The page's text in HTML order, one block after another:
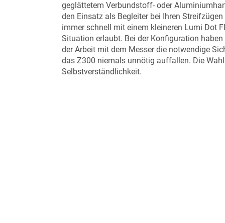
geglättetem Verbundstoff- oder
den Einsatz als Begleiter bei Ihren
immer schnell mit einem kleineren Lumi Dot
Situation erlaubt. Bei der Konfiguration
der Arbeit mit dem Messer die notwendige
das Z300 niemals unnötig auffallen. Die
Selbstverständlichkeit.